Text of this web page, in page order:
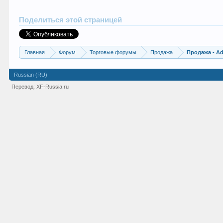
Поделиться этой страницей
Главная Форум Торговые форумы Продажа Продажа -
Russian (RU)
Перевод:XF-Russia.ru